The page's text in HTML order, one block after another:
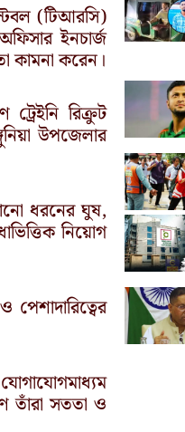
(টিআরসি)
ইনচার্জ
কামনা করেন।
রিক্রুট
উপজেলার
ধরনের ঘুষ,
নিয়োগ
তাঁরা সততা ও